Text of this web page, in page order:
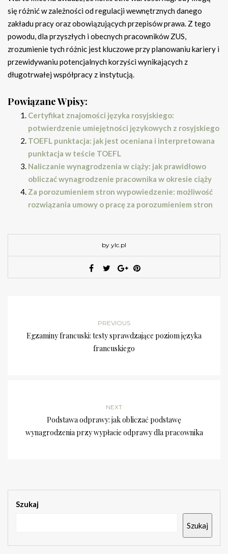
się różnić w zależności od regulacji wewnętrznych danego
zakładu pracy oraz obowiązujących przepisów prawa. Z tego
powodu, dla przyszłych i obecnych pracowników ZUS,
zrozumienie tych różnic jest kluczowe przy planowaniu kariery i
przewidywaniu potencjalnych korzyści wynikających z
długotrwałej współpracy z instytucją.
Powiązane Wpisy:
Certyfikat znajomości języka rosyjskiego:
potwierdzenie umiejętności językowych z rosyjskiego
TOEFL punktacja: jak jest oceniana i interpretowana
punktacja w teście TOEFL
Naliczanie wynagrodzenia w ciąży: jak prawidłowo
obliczać wynagrodzenie pracownika w okresie ciąży
Za porozumieniem stron wypowiedzenie: możliwość
rozwiązania umowy o pracę za porozumieniem stron
by ylc.pl
PREVIOUS
Egzaminy francuski: testy sprawdzające poziom języka
francuskiego
NEXT
Podstawa odprawy: jak obliczać podstawę
wynagrodzenia przy wypłacie odprawy dla pracownika
Szukaj
Szukaj